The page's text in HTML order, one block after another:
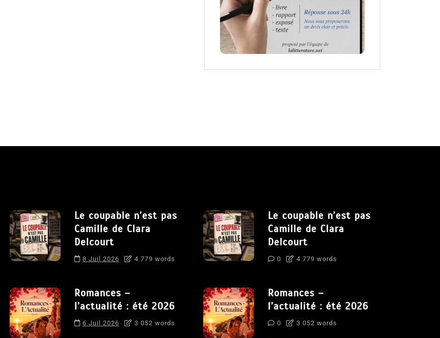
Le coupable n’est pas
Camille de Clara
Delcourt
8 Juil 2026 4 779 words
Romances –
l’actualité : été 2026
6 Juil 2026 3 052 words
Le coupable n’est pas
Camille de Clara
Delcourt
0 4 779 words
Romances –
l’actualité : été 2026
0 3 052 words